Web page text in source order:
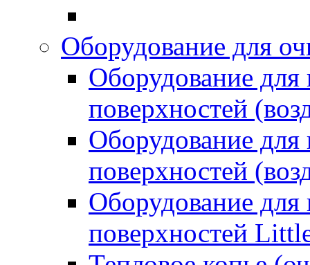
Оборудование для
Оборудование
поверхностей
Оборудование
поверхностей
Оборудование
поверхностей